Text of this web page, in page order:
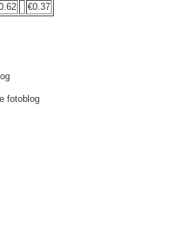
€0.37
fotoblog